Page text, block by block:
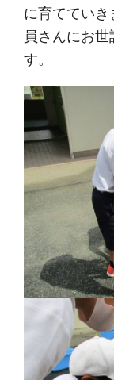
に育ててい
員さんにお
す。